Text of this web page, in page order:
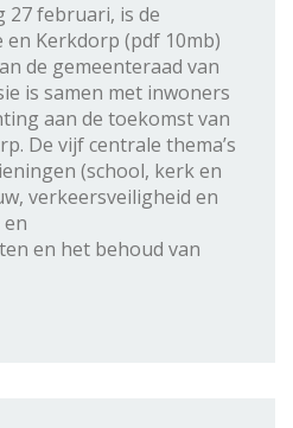
27 februari, is de
Kerkdorp (pdf 10mb)
de gemeenteraad van
is samen met inwoners
aan de toekomst van
De vijf centrale thema’s
(school, kerk en
verkeersveiligheid en
en het behoud van